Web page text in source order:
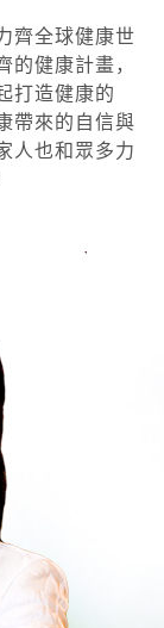
齊全球健康世
的健康計畫，
打造健康的
帶來的自信與
人也和眾多力